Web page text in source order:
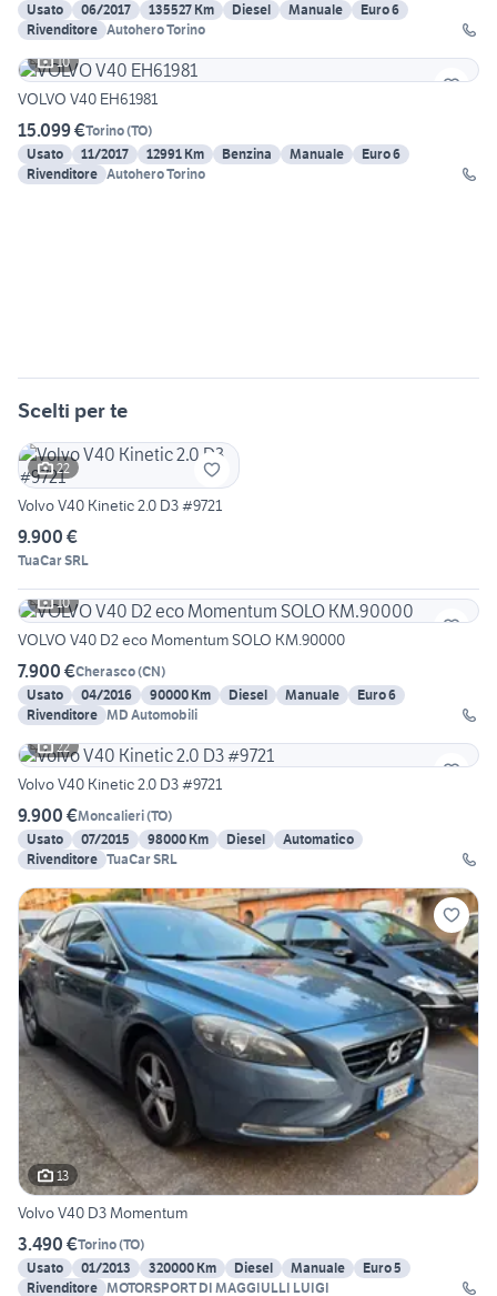
Usato
06/2017 135527 Km Diesel Manuale
Euro 6
Rivenditore Autohero Torino
10
VOLVO V40 EH61981
15.099 €Torino(TO)
Usato
11/2017 12991 Km Benzina Manuale
Euro 6
Rivenditore Autohero Torino
Scelti per te
22
Volvo V40 Kinetic 2.0 D3 #9721
9.900 €
TuaCar SRL
10
VOLVO V40 D2 eco Momentum SOLO KM.90000
7.900 €Cherasco(CN)
Usato
04/2016 90000 Km Diesel Manuale
Euro 6
Rivenditore MD Automobili
22
Volvo V40 Kinetic 2.0 D3 #9721
9.900 €Moncalieri(TO)
Usato
07/2015 98000 Km Diesel
Automatico
Rivenditore TuaCar SRL
13
Volvo V40 D3 Momentum
3.490 €Torino(TO)
Usato
01/2013 320000 Km Diesel Manuale
Euro 5
Rivenditore MOTORSPORT DI MAGGIULLI LUIGI